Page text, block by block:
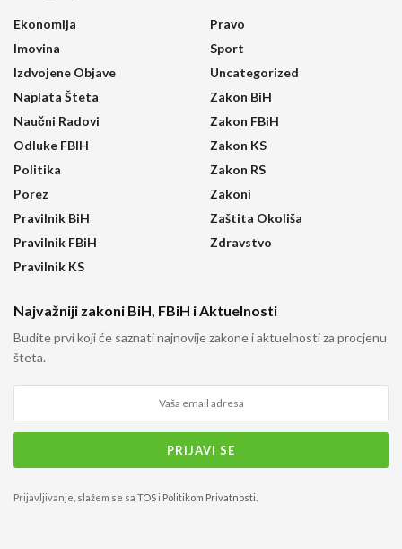
Ekonomija
Imovina
Izdvojene Objave
Naplata Šteta
Naučni Radovi
Odluke FBIH
Politika
Porez
Pravilnik BiH
Pravilnik FBiH
Pravilnik KS
Pravo
Sport
Uncategorized
Zakon BiH
Zakon FBiH
Zakon KS
Zakon RS
Zakoni
Zaštita Okoliša
Zdravstvo
Najvažniji zakoni BiH, FBiH i Aktuelnosti
Budite prvi koji će saznati najnovije zakone i aktuelnosti za procjenu
šteta.
Prijavljivanje, slažem se sa TOSi Politikom Privatnosti